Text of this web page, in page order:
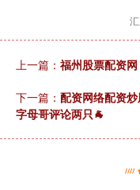
上一篇： 福州股票配资
下一篇： 配资网络配资
字母哥评论两只🐐